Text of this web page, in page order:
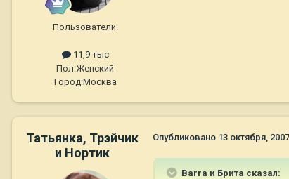
Пользователи.
11,9 тыс
Пол:Женский
Город:Москва
Татьянка, Трэйчик
и Нортик
Опубликовано 13 октября, 2007
Barra и Брита сказал: